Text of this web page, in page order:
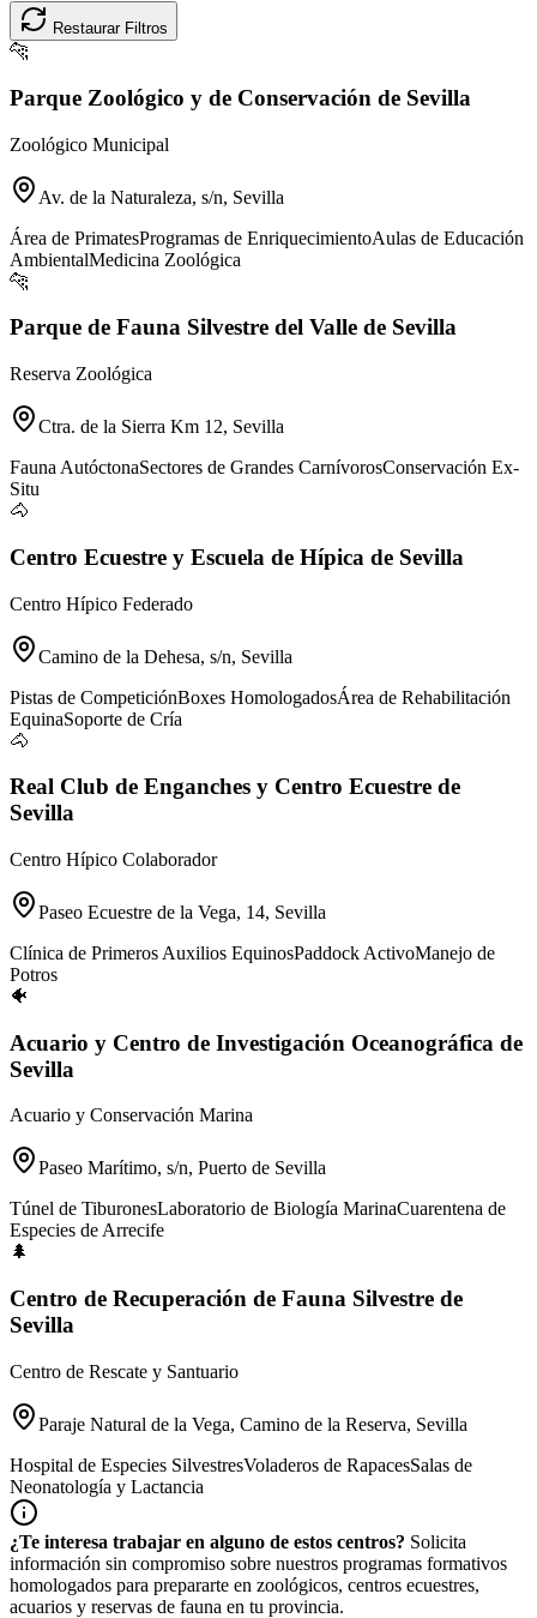
Restaurar Filtros
🐆
Parque Zoológico y de Conservación de Sevilla
Zoológico Municipal
Av. de la Naturaleza, s/n, Sevilla
Área de PrimatesProgramas de EnriquecimientoAulas de Educación
AmbientalMedicina Zoológica
🐆
Parque de Fauna Silvestre del Valle de Sevilla
Reserva Zoológica
Ctra. de la Sierra Km 12, Sevilla
Fauna AutóctonaSectores de Grandes CarnívorosConservación Ex-
Situ
🐴
Centro Ecuestre y Escuela de Hípica de Sevilla
Centro Hípico Federado
Camino de la Dehesa, s/n, Sevilla
Pistas de CompeticiónBoxes HomologadosÁrea de Rehabilitación
EquinaSoporte de Cría
🐴
Real Club de Enganches y Centro Ecuestre de
Sevilla
Centro Hípico Colaborador
Paseo Ecuestre de la Vega, 14, Sevilla
Clínica de Primeros Auxilios EquinosPaddock ActivoManejo de
Potros
🐠
Acuario y Centro de Investigación Oceanográfica de
Sevilla
Acuario y Conservación Marina
Paseo Marítimo, s/n, Puerto de Sevilla
Túnel de TiburonesLaboratorio de Biología MarinaCuarentena de
Especies de Arrecife
🌲
Centro de Recuperación de Fauna Silvestre de
Sevilla
Centro de Rescate y Santuario
Paraje Natural de la Vega, Camino de la Reserva, Sevilla
Hospital de Especies SilvestresVoladeros de RapacesSalas de
Neonatología y Lactancia
¿Te interesa trabajar en alguno de estos centros? Solicita
información sin compromiso sobre nuestros programas formativos
homologados para prepararte en zoológicos, centros ecuestres,
acuarios y reservas de fauna en tu provincia.